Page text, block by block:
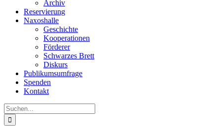
Archiv
Reservierung
Naxoshalle
Geschichte
Kooperationen
Förderer
Schwarzes Brett
Diskurs
Publikumsumfrage
Spenden
Kontakt
Suche
nach: